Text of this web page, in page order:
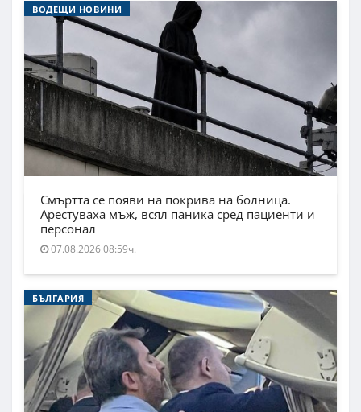
ВОДЕЩИ НОВИНИ
Смъртта се появи на покрива на болница.
Арестуваха мъж, всял паника сред пациенти и
персонал
07.08.2026 08:59ч.
БЪЛГАРИЯ